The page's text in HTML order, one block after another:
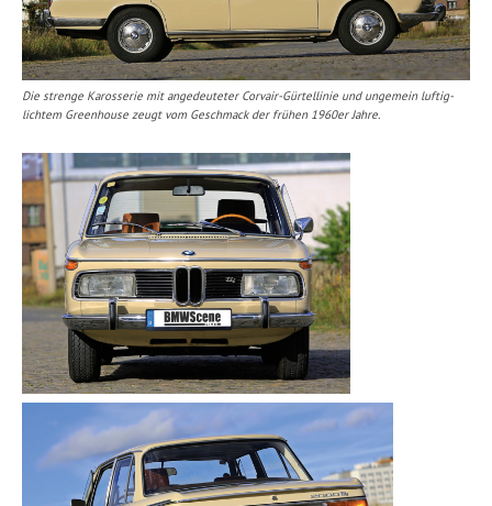
Die strenge Karosserie mit angedeuteter Corvair-Gürtellinie und ungemein luftig-
lichtem Greenhouse zeugt vom Geschmack der frühen 1960er Jahre.